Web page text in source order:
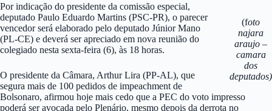
(foto
najara
araujo –
camara
dos
deputados)
Por indicação do presidente da comissão especial,
deputado Paulo Eduardo Martins (PSC-PR), o parecer
vencedor será elaborado pelo deputado Júnior Mano
(PL-CE) e deverá ser apreciado em nova reunião do
colegiado nesta sexta-feira (6), às 18 horas.
O presidente da Câmara, Arthur Lira (PP-AL), que
segura mais de 100 pedidos de impeachment de
Bolsonaro, afirmou hoje mais cedo que a PEC do voto impresso
poderá ser avocada pelo Plenário, mesmo depois da derrota no